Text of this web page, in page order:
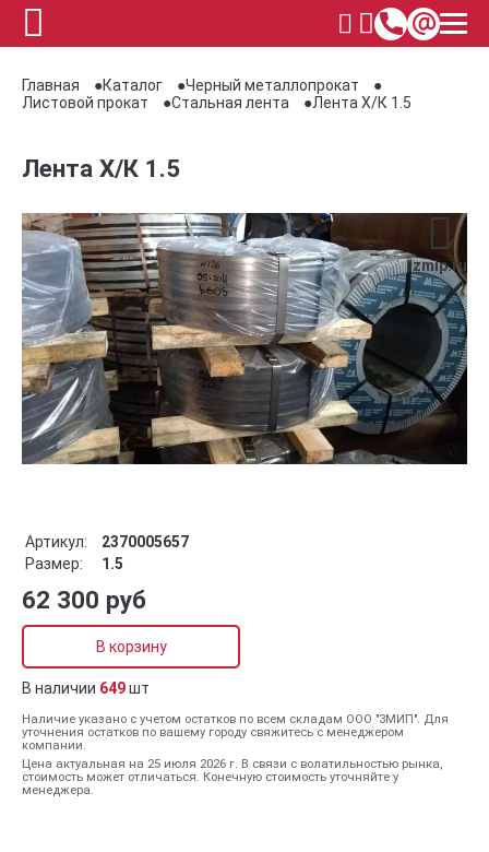
Главная Каталог
Черный металлопрокат
Листовой прокат
Стальная лента Лента Х/К 1.5
Лента Х/К 1.5
zmip.ru
Артикул:
2370005657
Размер:
1.5
62 300 руб
В корзину
В наличии 649шт
Наличие указано с учетом остатков по всем складам ООО "ЗМИП". Для
уточнения остатков по вашему городу свяжитесь с менеджером
компании.
Цена актуальная на 25 июля 2026 г. В связи с волатильностью рынка,
стоимость может отличаться. Конечную стоимость уточняйте у
менеджера.